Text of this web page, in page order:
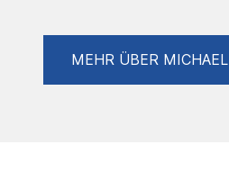
Die Technik ist Öl
in Lasur wie
MEHR ÜBER